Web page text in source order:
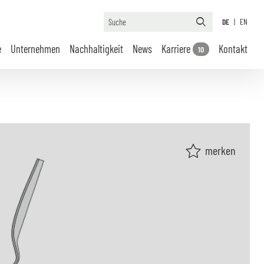
DE | EN
Unternehmen Nachhaltigkeit News Karriere 10 Kontakt
merken